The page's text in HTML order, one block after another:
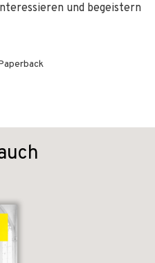
und begeistern